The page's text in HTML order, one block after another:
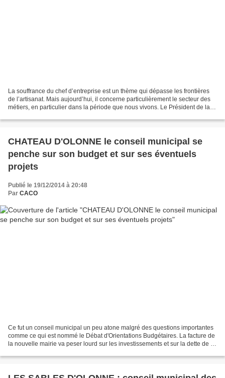
La souffrance du chef d’entreprise est un thème qui dépasse les frontières
de l’artisanat. Mais aujourd’hui, il concerne particulièrement le secteur des
métiers, en particulier dans la période que nous vivons. Le Président de la
CHATEAU D'OLONNE le conseil municipal se
penche sur son budget et sur ses éventuels
projets
Publié le 19/12/2014 à 20:48
Par CACO
Ce fut un conseil municipal un peu atone malgré des questions importantes
comme ce qui est nommé le Débat d'Orientations Budgétaires. La facture de
la nouvelle mairie va peser lourd sur les investissements et sur la dette de la